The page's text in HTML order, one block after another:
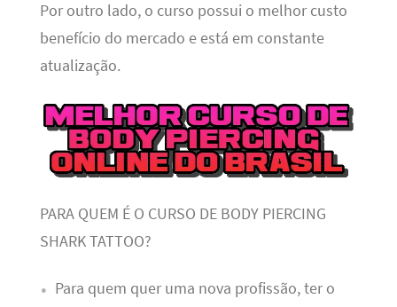
Por outro lado, o curso possui o melhor custo
benefício do mercado e está em constante
atualização.
PARA QUEM É O CURSO DE BODY PIERCING
SHARK TATTOO?
Para quem quer uma nova profissão, ter o